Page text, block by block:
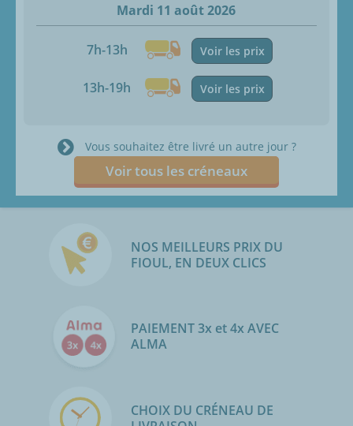
Mardi 11 août 2026
7h-13h Voir les prix
13h-19h Voir les prix
Vous souhaitez être livré un autre jour ?
Voir tous les créneaux
NOS MEILLEURS PRIX DU
FIOUL, EN DEUX CLICS
PAIEMENT 3x et 4x AVEC
ALMA
CHOIX DU CRÉNEAU DE